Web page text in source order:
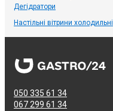
Дегідратори
Настільні вітрини холодильні
050 335 61 34
067 299 61 34